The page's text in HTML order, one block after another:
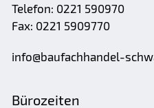
Telefon: 0221 590970
Fax: 0221 5909770
nf b f chh nd l-schw
Bürozeiten